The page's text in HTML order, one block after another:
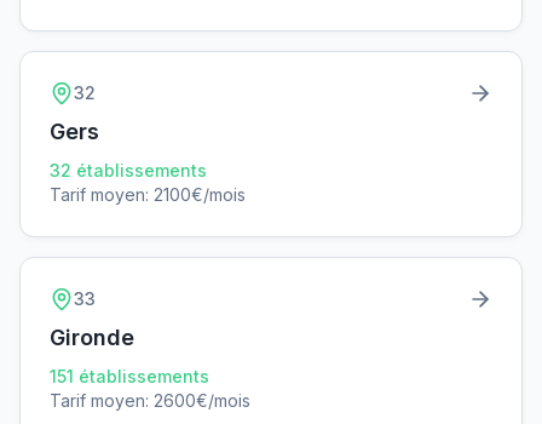
32
Gers
32 établissements
Tarif moyen: 2100€/mois
33
Gironde
151 établissements
Tarif moyen: 2600€/mois